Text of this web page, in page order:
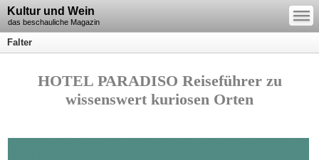
Kultur und Wein
das beschauliche Magazin
—
—
—
Falter
HOTEL PARADISO Reiseführer zu
wissenswert kuriosen Orten